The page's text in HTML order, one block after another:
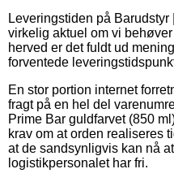
Leveringstiden på
virkelig aktuel om vi
herved er det fuldt ud
forventede
En stor portion internet
fragt på en hel del
Prime Bar guldfarvet (850
krav om at orden realiseres
at de sandsynligvis kan nå
logistikpersonalet har fri.